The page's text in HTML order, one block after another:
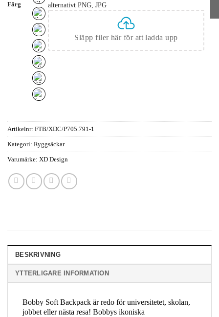
alternativt PNG, JPG
Släpp filer här för att ladda upp
Färg
Artikelnr: FTB/XDC/P705.791-1
Kategori: Ryggsäckar
Varumärke: XD Design
BESKRIVNING
YTTERLIGARE INFORMATION
Bobby Soft Backpack är redo för universitetet, skolan,
jobbet eller nästa resa! Bobbys ikoniska